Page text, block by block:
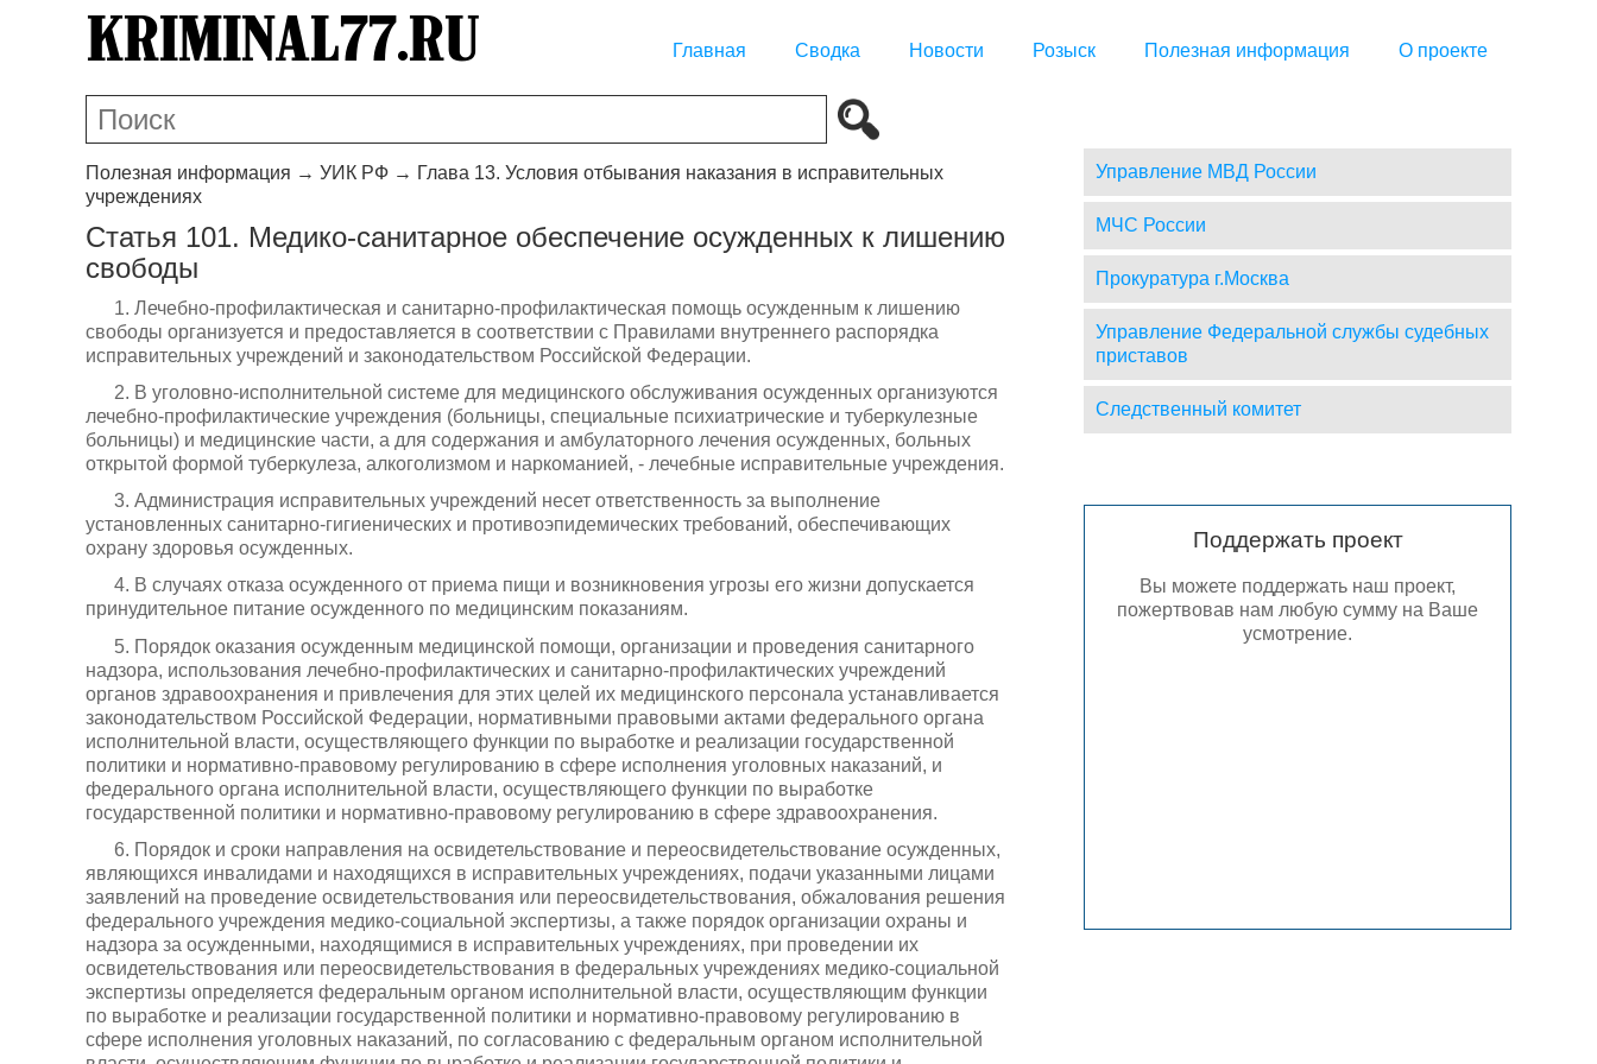
Главная Сводка Новости Розыск Полезная информация О проекте
Полезная информация → УИК РФ → Глава 13. Условия отбывания наказания в исправительных
учреждениях
Статья 101. Медико-санитарное обеспечение осужденных к лишению
свободы
1. Лечебно-профилактическая и санитарно-профилактическая помощь осужденным к лишению
свободы организуется и предоставляется в соответствии с Правилами внутреннего распорядка
исправительных учреждений и законодательством Российской Федерации.
2. В уголовно-исполнительной системе для медицинского обслуживания осужденных организуются
лечебно-профилактические учреждения (больницы, специальные психиатрические и туберкулезные
больницы) и медицинские части, а для содержания и амбулаторного лечения осужденных, больных
открытой формой туберкулеза, алкоголизмом и наркоманией, - лечебные исправительные учреждения.
3. Администрация исправительных учреждений несет ответственность за выполнение
установленных санитарно-гигиенических и противоэпидемических требований, обеспечивающих
охрану здоровья осужденных.
4. В случаях отказа осужденного от приема пищи и возникновения угрозы его жизни допускается
принудительное питание осужденного по медицинским показаниям.
5. Порядок оказания осужденным медицинской помощи, организации и проведения санитарного
надзора, использования лечебно-профилактических и санитарно-профилактических учреждений
органов здравоохранения и привлечения для этих целей их медицинского персонала устанавливается
законодательством Российской Федерации, нормативными правовыми актами федерального органа
исполнительной власти, осуществляющего функции по выработке и реализации государственной
политики и нормативно-правовому регулированию в сфере исполнения уголовных наказаний, и
федерального органа исполнительной власти, осуществляющего функции по выработке
государственной политики и нормативно-правовому регулированию в сфере здравоохранения.
6. Порядок и сроки направления на освидетельствование и переосвидетельствование осужденных,
являющихся инвалидами и находящихся в исправительных учреждениях, подачи указанными лицами
заявлений на проведение освидетельствования или переосвидетельствования, обжалования решения
федерального учреждения медико-социальной экспертизы, а также порядок организации охраны и
надзора за осужденными, находящимися в исправительных учреждениях, при проведении их
освидетельствования или переосвидетельствования в федеральных учреждениях медико-социальной
экспертизы определяется федеральным органом исполнительной власти, осуществляющим функции
по выработке и реализации государственной политики и нормативно-правовому регулированию в
сфере исполнения уголовных наказаний, по согласованию с федеральным органом исполнительной
Управление МВД России
МЧС России
Прокуратура г.Москва
Управление Федеральной службы судебных
приставов
Следственный комитет
Поддержать проект
Вы можете поддержать наш проект,
пожертвовав нам любую сумму на Ваше
усмотрение.